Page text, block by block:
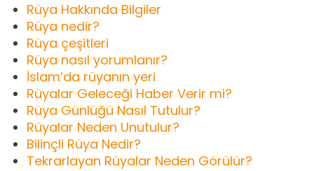
Rüya Hakkında Bilgiler
Rüya nedir?
Rüya çeşitleri
Rüya nasıl yorumlanır?
İslam’da rüyanın yeri
Rüyalar Geleceği Haber Verir mi?
Rüya Günlüğü Nasıl Tutulur?
Rüyalar Neden Unutulur?
Bilinçli Rüya Nedir?
Tekrarlayan Rüyalar Neden Görülür?